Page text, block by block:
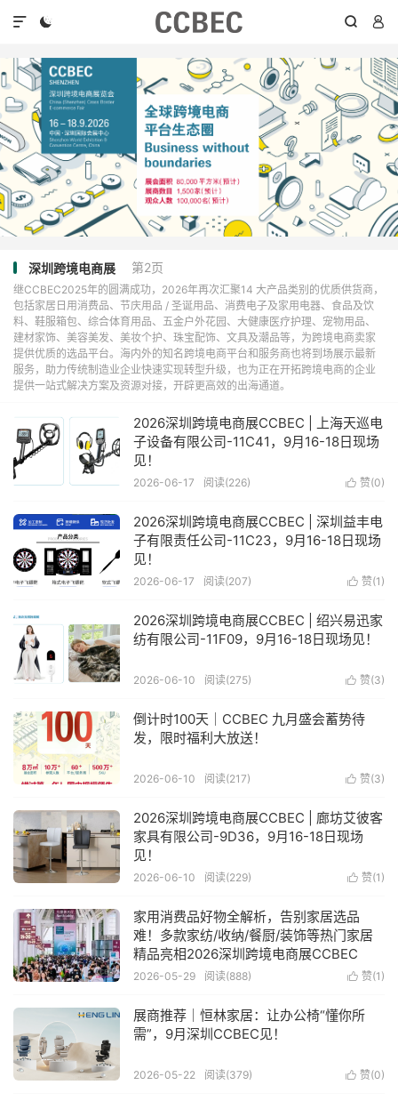
  

深圳跨境电商展 第2页
继CCBEC2025年的圆满成功，2026年再次汇聚14 大产品类别的优质供货商，
包括家居日用消费品、节庆用品 / 圣诞用品、消费电子及家用电器、食品及饮
料、鞋服箱包、综合体育用品、五金户外花园、大健康医疗护理、宠物用品、
建材家饰、美容美发、美妆个护、珠宝配饰、文具及潮品等，为跨境电商卖家
提供优质的选品平台。海内外的知名跨境电商平台和服务商也将到场展示最新
服务，助力传统制造业企业快速实现转型升级，也为正在开拓跨境电商的企业
提供一站式解决方案及资源对接，开辟更高效的出海通道。
2026深圳跨境电商展CCBEC | 上海天巡电
子设备有限公司-11C41，9月16-18日现场
见！
 赞(0)
2026-06-17 阅读(226)
2026深圳跨境电商展CCBEC | 深圳益丰电
子有限责任公司-11C23，9月16-18日现场
见！
 赞(1 )
2026-06-17 阅读(207)
2026深圳跨境电商展CCBEC | 绍兴易迅家
纺有限公司-11F09，9月16-18日现场见！
 赞(3)
2026-06-10 阅读(275)
倒计时100天｜CCBEC 九月盛会蓄势待
发，限时福利大放送！
 赞(3)
2026-06-10 阅读(217)
2026深圳跨境电商展CCBEC | 廊坊艾彼客
家具有限公司-9D36，9月16-18日现场
见！
 赞(1 )
2026-06-10 阅读(229)
家用消费品好物全解析，告别家居选品
难！多款家纺/收纳/餐厨/装饰等热门家居
精品亮相2026深圳跨境电商展CCBEC
 赞(1 )
2026-05-29 阅读(888)
展商推荐｜恒林家居：让办公椅“懂你所
需”，9月深圳CCBEC见！
 赞(0)
2026-05-22 阅读(379)